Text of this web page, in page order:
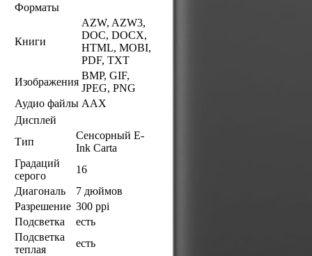
Форматы
Книги
AZW, AZW3,
DOC, DOCX,
HTML, MOBI,
PDF, TXT
Изображения
BMP, GIF,
JPEG, PNG
Аудио файлы AAX
Дисплей
Тип
Сенсорный E-
Ink Carta
Градаций
серого
16
Диагональ
7 дюймов
Разрешение 300 ppi
Подсветка
есть
Подсветка
теплая
есть